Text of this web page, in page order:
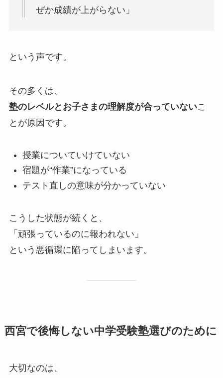
ぜか成績が上がらない」
という声です。
その多くは、
塾のレベルとお子さまの理解度が合っていないこ
とが原因です。
授業についていけていない
宿題が“作業”になっている
テスト直しの意味が分かっていない
こうした状態が続くと、
「頑張っているのに報われない」
という悪循環に陥ってしまいます。
西宮で後悔しない中学受験塾選びのために
大切なのは、